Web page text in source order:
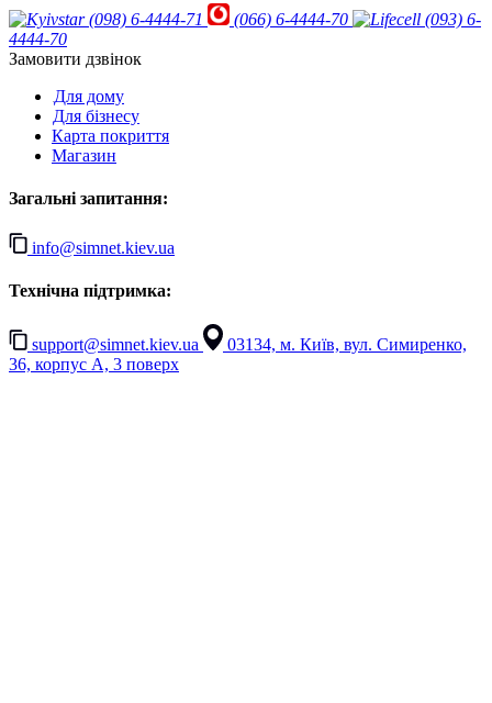
(098) 6-4444-71 (066) 6-4444-70
(093) 6-
4444-70
Замовити дзвінок
Для дому
Для бізнесу
Карта покриття
Магазин
Загальні запитання:
info@simnet.kiev.ua
Технічна підтримка:
support@simnet.kiev.ua
03134, м. Київ, вул. Симиренко,
36, корпус А, 3 поверх